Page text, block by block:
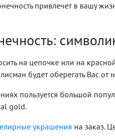
привлечет в вашу
на цепочке или на
будет оберегать Вас от
пользуется большой
gold.
украшения на заказ.